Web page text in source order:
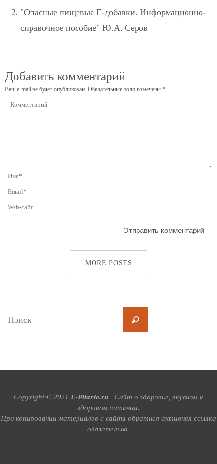
"Опасные пищевые Е-добавки. Информационно-
справочное пособие" Ю.А. Серов
Добавить комментарий
Ваш e-mail не будет опубликован. Обязательные поля помечены *
MORE POSTS
Copyright © 2021 E-Pitanie.ru - Сайт о здоровье, вкусном и
здоровом питании.
При копировании материалов с сайта обратная активная ссылка
обязательна.